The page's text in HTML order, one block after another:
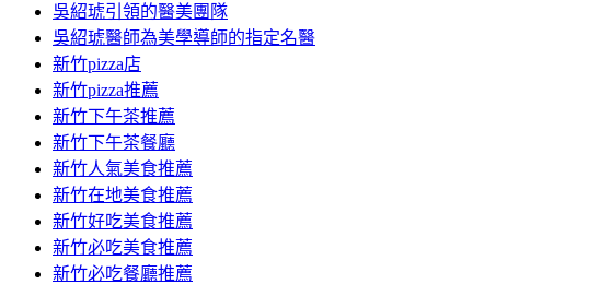
主
要
內
容
吳紹琥引領的醫美團隊
吳紹琥醫師為美學導師的指定名醫
新竹pizza店
新竹pizza推薦
新竹下午茶推薦
新竹下午茶餐廳
新竹人氣美食推薦
新竹在地美食推薦
新竹好吃美食推薦
新竹必吃美食推薦
新竹必吃餐廳推薦